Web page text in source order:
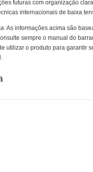
futuras com organização
internacionais de baixa
As informações acima são
sempre o manual do
utilizar o produto para garantir